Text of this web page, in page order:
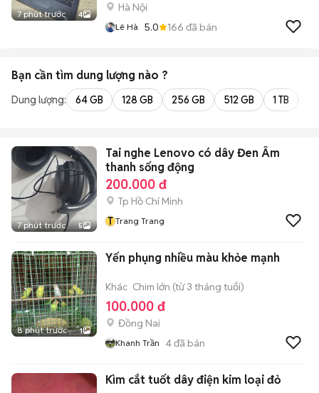
7 phút trước 4
Hà Nội
Lê Hà 5.0 166 đã bán
Bạn cần tìm dung lượng nào ?
Dung lượng: 64 GB 128 GB 256 GB 512 GB 1 TB
7 phút trước 5
Tai nghe Lenovo có dây Đen Âm
thanh sống động
200.000 đ
Tp Hồ Chí Minh
T Trang Trang
8 phút trước 1
Yến phụng nhiều màu khỏe mạnh
Khác Chim lớn (từ 3 tháng tuổi)
100.000 đ
Đồng Nai
Khanh Trần 4đã bán
Kìm cắt tuốt dây điện kim loại đỏ